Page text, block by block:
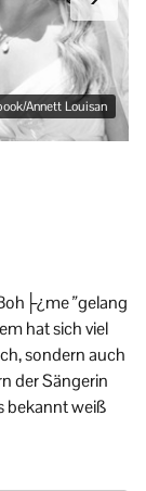
Annett Louisan
”gelang
hat sich viel
sondern auch
der Sängerin
bekannt weiß